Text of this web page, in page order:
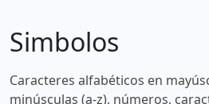
Simbolos
Caracteres alfabéticos en
minúsculas (a-z), números,